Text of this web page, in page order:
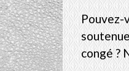
Pouvez-
congé ?